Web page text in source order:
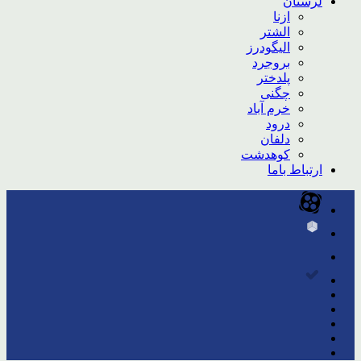
ازنا
الشتر
الیگودرز
بروجرد
پلدختر
چگنی
خرم آباد
درود
دلفان
کوهدشت
ارتباط باما